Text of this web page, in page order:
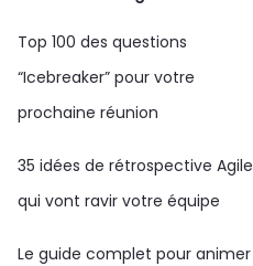
Top 100 des questions
“Icebreaker” pour votre
prochaine réunion
35 idées de rétrospective Agile
qui vont ravir votre équipe
Le guide complet pour animer